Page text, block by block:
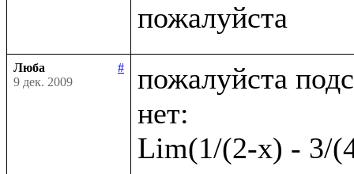
Люба
#
9 дек. 2009
пожалуйста
нет:
Lim(1/(2-x) - 3/